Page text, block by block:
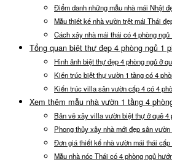
Điểm danh những mẫu nhà mái Nhật
Mẫu thiết kế nhà vườn trệt mái Thái
Cách xây nhà mái thái có 4 phòng ngủ
Tổng quan biệt thự đẹp 4 phòng ngủ 1
Hình ảnh biệt thự đẹp 4 phòng ngủ ở
Kiến trúc biệt thự vườn 1 tầng có 4
Kiến trúc villa sân vườn cấp 4 có 4
Xem thêm mẫu nhà vườn 1 tầng 4
Bản vẽ xây villa vườn biệt thự ở quê 4
Phong thủy xây nhà mới đẹp sân
Đơn giá thiết kế nhà vườn mái thái cấp
Mẫu nhà nóc Thái có 4 phòng ngủ